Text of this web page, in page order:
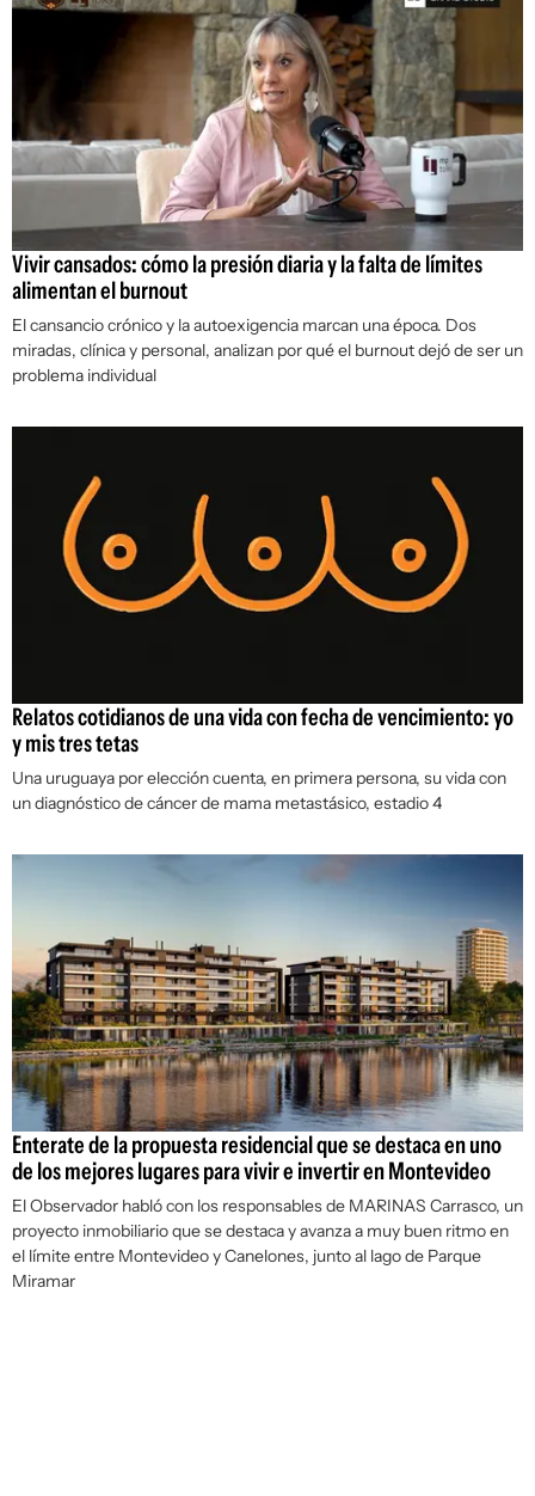
Vivir cansados: cómo la presión diaria y la falta de límites
alimentan el burnout
El cansancio crónico y la autoexigencia marcan una época. Dos
miradas, clínica y personal, analizan por qué el burnout dejó de ser un
problema individual
Relatos cotidianos de una vida con fecha de vencimiento: yo
y mis tres tetas
Una uruguaya por elección cuenta, en primera persona, su vida con
un diagnóstico de cáncer de mama metastásico, estadio 4
Enterate de la propuesta residencial que se destaca en uno
de los mejores lugares para vivir e invertir en Montevideo
El Observador habló con los responsables de MARINAS Carrasco, un
proyecto inmobiliario que se destaca y avanza a muy buen ritmo en
el límite entre Montevideo y Canelones, junto al lago de Parque
Miramar